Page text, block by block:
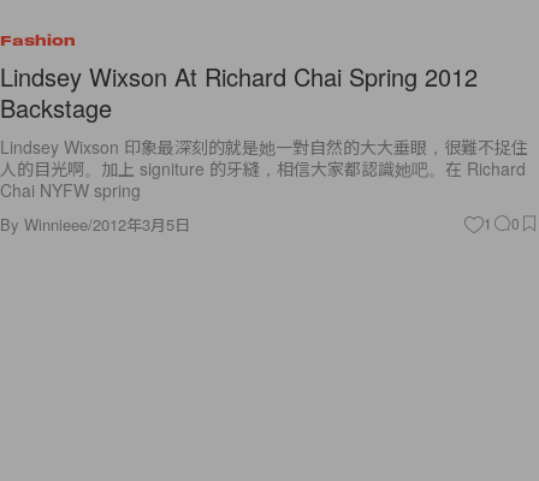
Fashion
Lindsey Wixson At Richard Chai Spring 2012
Backstage
Lindsey Wixson 印象最深刻的就是她一對自然的大大垂眼，很難不捉住
人的目光啊。加上 signiture 的牙縫，相信大家都認識她吧。在 Richard
Chai NYFW spring
By Winnieee/2012年3月5日 1 0